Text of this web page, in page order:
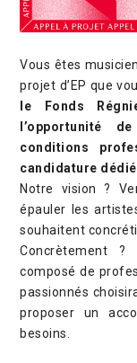
Vous êtes
projet d’EP que
le Fonds
l’opportunité
conditions
candidature
Notre vision ?
épauler les
souhaitent
Concrètement
composé de
passionnés
proposer un
besoins.